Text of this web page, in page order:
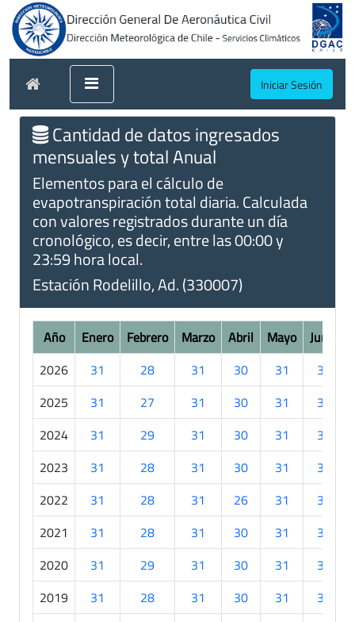
Iniciar Sesión
Cantidad de datos ingresados
mensuales y total Anual
Elementos para el cálculo de
evapotranspiración total diaria. Calculada
con valores registrados durante un día
cronológico, es decir, entre las 00:00 y
23:59 hora local.
Estación Rodelillo, Ad. (330007)
Año Enero Febrero Marzo Abril Mayo Junio
2026
31 28 31 30 31
30
2025
31 27 31 30 31
30
2024
31 29 31 30 31
30
2023
31 28 31 30 31
30
2022
31 28 31 26 31
30
2021
31 28 31 30 31
30
2020
31 29 31 30 31
30
2019
31 28 31 30 31
30